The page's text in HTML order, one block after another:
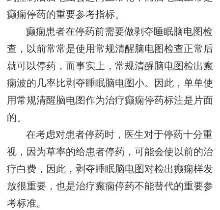
癫痫停药的重要参考指标。
癫痫患者在停药前需要做剥夺睡眠脑电图检
查，以前常常是使用常规清醒脑电图检查正常后
就可以停药，而事实上，常规清醒脑电图检出癫
痫波的几率比剥夺睡眠脑电图小。因此，单单使
用常规清醒脑电图作为治疗癫痫停药标注是片面
的。
在考虑对患者停药时，医生对于停药十分重
视，因为草率的给患者停药，可能会使以前的治
疗白费，因此，剥夺睡眠脑电图对检出癫痫样发
放很重要，也是治疗癫痫停药不能替代的重要参
考标准。